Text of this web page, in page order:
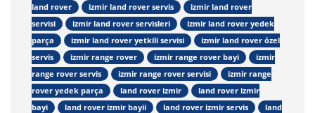
land rover
izmir land rover servis
izmir land rover
servisi
izmir land rover servisleri
izmir land rover yedek
parça
izmir land rover yetkili servisi
izmir land rover özel
servis
izmir range rover izmir range rover bayi
izmir
range rover servis
izmir range rover servisi
izmir range
rover yedek parça
land rover izmir
land rover izmir
bayi
land rover izmir bayii land rover izmir servis
land